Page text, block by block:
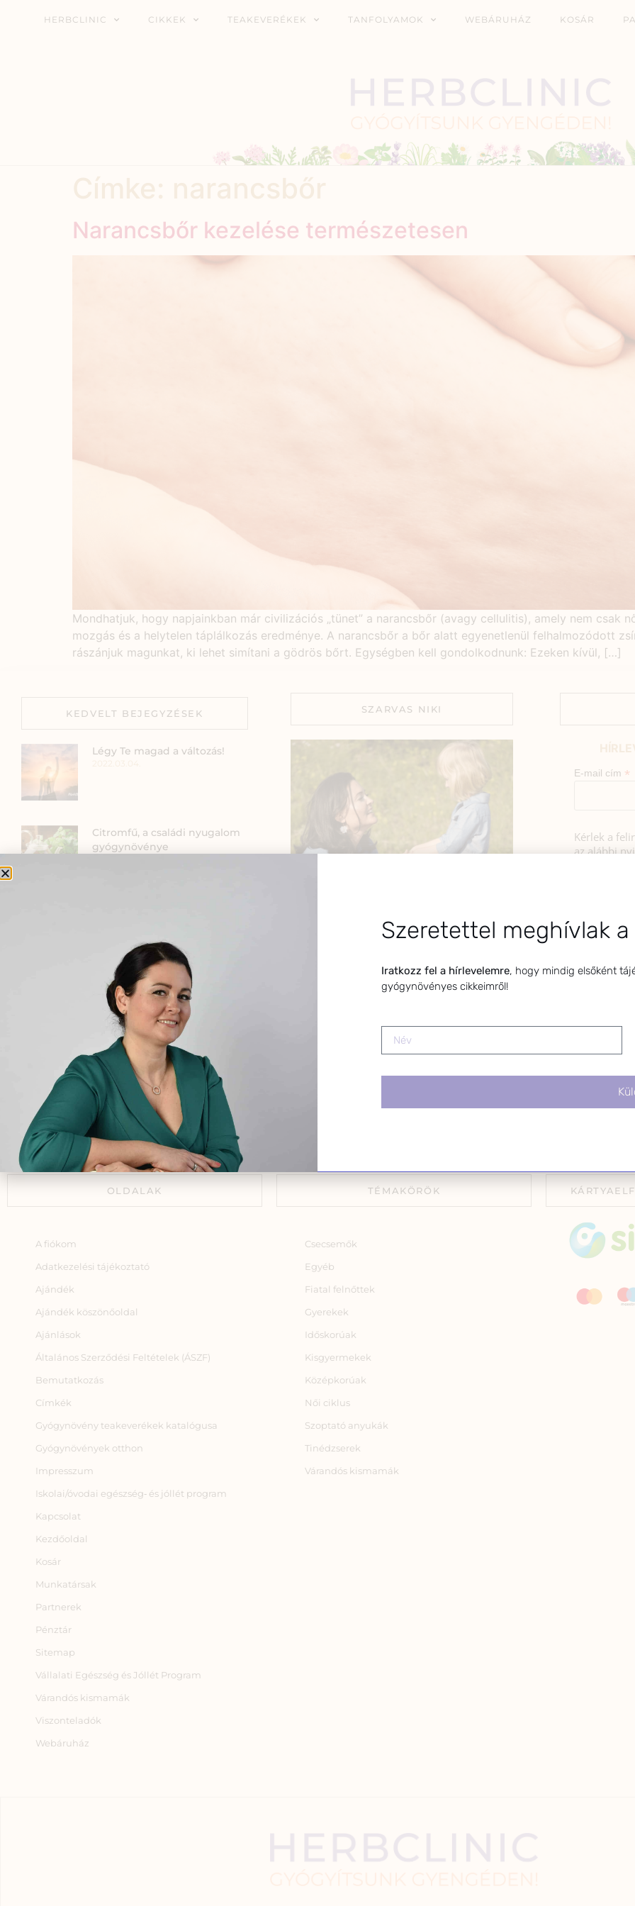
HERBCLINIC CIKKEK TEAKEVERÉKEK TANFOLYAMOK WEBÁRUHÁZ KOSÁR
Narancsbőr kezelése természetesen
Mondhatjuk, hogy napjainkban már civilizációs „tünet” a narancsbőr (avagy cellulitis), amely nem csak
mozgás és a helytelen táplálkozás eredménye. A narancsbőr a bőr alatt egyenetlenül felhalmozódott
rászánjuk magunkat, ki lehet simítani a gödrös bőrt. Egységben kell gondolkodnunk: Ezeken kívül, […]
KEDVELT BEJEGYZÉSEK
Légy Te magad a változás!
Citromfű, a családi nyugalom
gyógynövénye
Novemberben jelenik meg a
Természetgyógyász a
családban sorozat következő
kötete, a Nők kézikönyve!
2021.10.26.
Gyógynövények szerepe a
JÖVŐ építésében
2024.06.07.
SZARVAS NIKI
Sziasztok! Szarvas Niki vagyok, a HerbClinic
alapítója, egészségügyi biomérnök,
gyógynövények hatékony alkalmazásának
oktatása, a gyermekek, a nők és a férfiak
E-mail cím *
Kérlek a
az alábbi
linkre
OLDALAK
A fiókom
Adatkezelési tájékoztató
Ajándék
Ajándék köszönőoldal
Ajánlások
Általános Szerződési Feltételek (ÁSZF)
Bemutatkozás
Címkék
Gyógynövény teakeverékek katalógusa
Gyógynövények otthon
Impresszum
Iskolai/óvodai egészség‑ és jóllét program
Kapcsolat
Kezdőoldal
Kosár
Munkatársak
Partnerek
Pénztár
Sitemap
Vállalati Egészség és Jóllét Program
Várandós kismamák
Viszonteladók
Webáruház
TÉMAKÖRÖK
Csecsemők
Egyéb
Fiatal felnőttek
Gyerekek
Időskorúak
Kisgyermekek
Középkorúak
Női ciklus
Szoptató anyukák
Tinédzserek
Várandós kismamák
Szeretettel meghívlak a
Iratkozz fel a hírlevelemre, hogy mindig elsőként
gyógynövényes cikkeimről!